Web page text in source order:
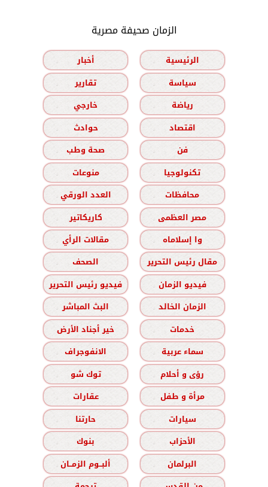
الزمان صحيفة مصرية
الرئيسية
أخبار
سياسة
تقارير
رياضة
خارجي
اقتصاد
حوادث
فن
صحة وطب
تكنولوجيا
منوعات
محافظات
العدد الورقي
مصر العظمى
كاريكاتير
وا إسلاماه
مقالات الرأي
مقال رئيس التحرير
الصحف
فيديو الزمان
فيديو رئيس التحرير
الزمان الخالد
البث المباشر
خدمات
خير أجناد الأرض
سماء عربية
الانفوجراف
رؤى و أحلام
توك شو
مرأة و طفل
عقارات
سيارات
حارتنا
الأحزاب
بنوك
البرلمان
ألبــوم الزمــان